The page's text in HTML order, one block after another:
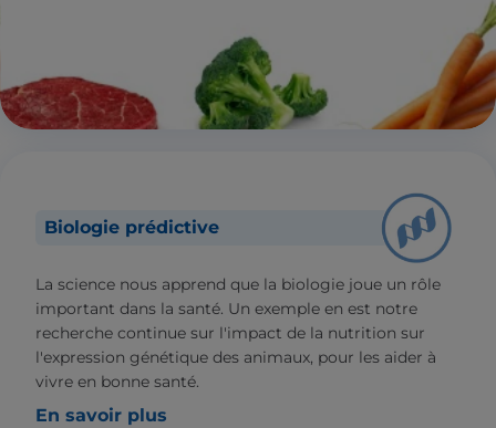
Biologie prédictive
La science nous apprend que la biologie joue un rôle
important dans la santé. Un exemple en est notre
recherche continue sur l'impact de la nutrition sur
l'expression génétique des animaux, pour les aider à
vivre en bonne santé.
En savoir plus